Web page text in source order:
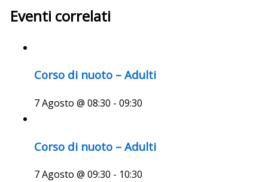
Eventi correlati
Corso di nuoto – Adulti
7 Agosto @ 08:30 - 09:30
Corso di nuoto – Adulti
7 Agosto @ 09:30 - 10:30